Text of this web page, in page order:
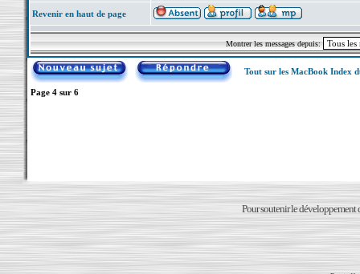
Revenir en haut de page
Montrer les messages depuis:
Tout sur les MacBook Index
Page 4sur 6
Pour soutenir le développement